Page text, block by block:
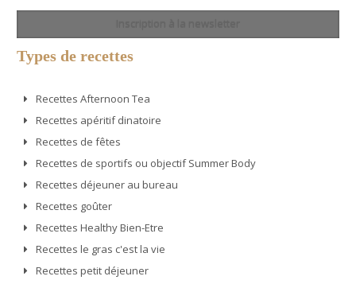
Types de recettes
Recettes Afternoon Tea
Recettes apéritif dinatoire
Recettes de fêtes
Recettes de sportifs ou objectif Summer Body
Recettes déjeuner au bureau
Recettes goûter
Recettes Healthy Bien-Etre
Recettes le gras c'est la vie
Recettes petit déjeuner